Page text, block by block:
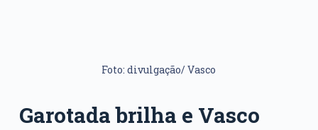
Foto: divulgação/ Vasco
Garotada brilha e Vasco